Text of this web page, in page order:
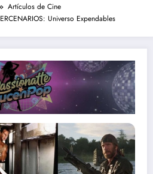
Artículos de Cine
Universo Expendables